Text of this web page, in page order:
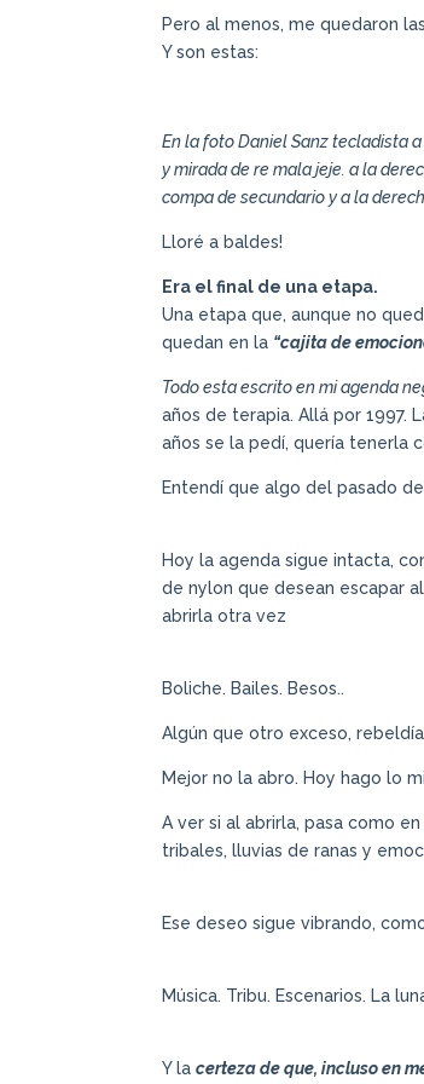
Pero al menos, me quedaron
Y son estas:
En la foto Daniel Sanz tecladista
y mirada de re mala jeje. a la
compa de secundario y a la
Lloré a baldes!
Era el final de una etapa.
Una etapa que, aunque no
quedan en la “cajita de
Todo esta escrito en mi agenda
años de terapia. Allá por
años se la pedí, quería tenerla
Entendí que algo del pasado
Hoy la agenda sigue intacta,
de nylon que desean escapar
abrirla otra vez
Boliche. Bailes. Besos..
Algún que otro exceso,
Mejor no la abro. Hoy hago lo
A ver si al abrirla, pasa como
tribales, lluvias de ranas y
Ese deseo sigue vibrando,
Música. Tribu. Escenarios. La
Y lacerteza de que, incluso en